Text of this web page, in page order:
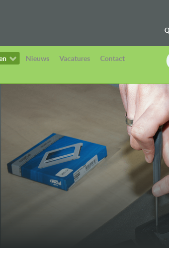
Nieuws Vacatures Contact